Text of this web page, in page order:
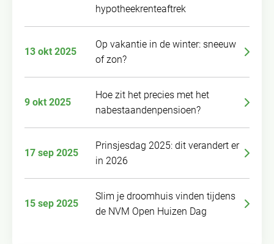
hypotheekrenteaftrek
13 okt 2025
Op vakantie in de winter: sneeuw
of zon?
9 okt 2025
Hoe zit het precies met het
nabestaandenpensioen?
17 sep 2025
Prinsjesdag 2025: dit verandert er
in 2026
15 sep 2025
Slim je droomhuis vinden tijdens
de NVM Open Huizen Dag